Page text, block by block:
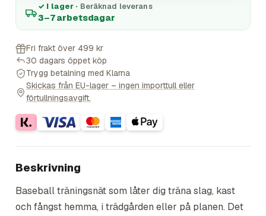
✓ I lager · Beräknad leverans
3–7 arbetsdagar
Fri frakt över 499 kr
30 dagars öppet köp
Trygg betalning med Klarna
Skickas från EU-lager – ingen importtull eller
förtullningsavgift.
Beskrivning
Baseball träningsnät som låter dig träna slag, kast
och fångst hemma, i trädgården eller på planen. Det